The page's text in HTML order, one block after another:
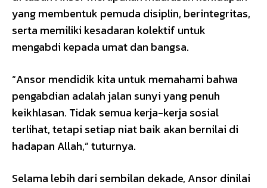
yang membentuk pemuda disiplin, berintegritas,
serta memiliki kesadaran kolektif untuk
mengabdi kepada umat dan bangsa.
“Ansor mendidik kita untuk memahami bahwa
pengabdian adalah jalan sunyi yang penuh
keikhlasan. Tidak semua kerja-kerja sosial
terlihat, tetapi setiap niat baik akan bernilai di
hadapan Allah,” tuturnya.
Selama lebih dari sembilan dekade, Ansor dinilai